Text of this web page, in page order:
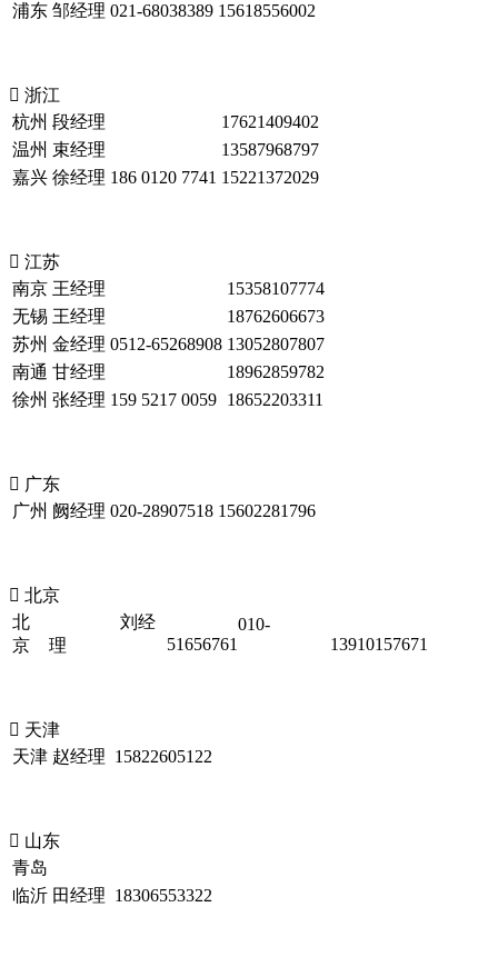
浦东 邹经理 021-68038389 15618556002
 浙江
杭州 段经理
17621409402
温州 束经理
13587968797
嘉兴 徐经理 186 0120 7741 15221372029
 江苏
南京 王经理
15358107774
无锡 王经理
18762606673
苏州 金经理 0512-65268908 13052807807
南通 甘经理
18962859782
徐州 张经理 159 5217 0059 18652203311
 广东
广州 阙经理 020-28907518 15602281796
 北京
北
京
刘经
理
010-
51656761
13910157671
 天津
天津 赵经理 15822605122
 山东
青岛
临沂 田经理 18306553322